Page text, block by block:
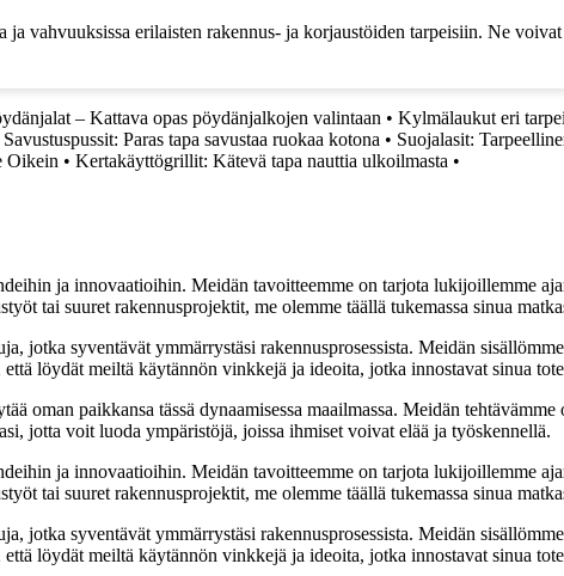
vahvuuksissa erilaisten rakennus- ja korjaustöiden tarpeisiin. Ne
– Kattava opas pöydänjalkojen valintaan • Kylmälaukut eri
Savustuspussit: Paras tapa savustaa ruokaa kotona • Suojalasit:
Oikein • Kertakäyttögrillit: Kätevä tapa nauttia ulkoilmasta •
ja innovaatioihin. Meidän tavoitteemme on tarjota lukijoillemme
tai suuret rakennusprojektit, me olemme täällä tukemassa sinua
jotka syventävät ymmärrystäsi rakennusprosessista. Meidän
löydät meiltä käytännön vinkkejä ja ideoita, jotka innostavat sinua
oman paikkansa tässä dynaamisessa maailmassa. Meidän
jotta voit luoda ympäristöjä, joissa ihmiset voivat elää ja työskennellä.
ja innovaatioihin. Meidän tavoitteemme on tarjota lukijoillemme
tai suuret rakennusprojektit, me olemme täällä tukemassa sinua
jotka syventävät ymmärrystäsi rakennusprosessista. Meidän
löydät meiltä käytännön vinkkejä ja ideoita, jotka innostavat sinua